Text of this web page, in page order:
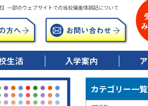
】一部のウェブサイトでの当校偏差値誤記について
事
紹介 ▶ 令和8年度募集要項
▶ 校納金について
▶ 特典制度について
カテゴリー一覧